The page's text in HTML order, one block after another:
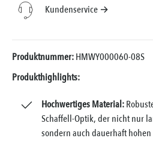
Kundenservice →
Produktnummer:HMWY000060-08S
Produkthighlights:
Hochwertiges Material:
Schaffell-Optik, der nicht nur
sondern auch dauerhaft